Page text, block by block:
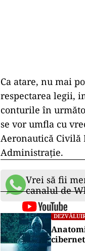
Ca atare, nu mai
respectarea legii,
conturile în
se vor umfla cu
Aeronautică Civilă
Administrație.
Vrei să fii
canalul de